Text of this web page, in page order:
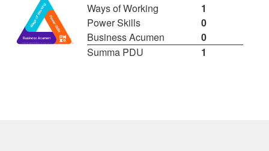
Ways of Working
1
Power Skills
0
Business Acumen
0
Summa PDU
1